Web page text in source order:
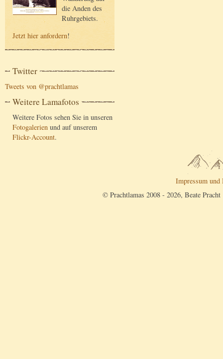
die Anden des
Ruhrgebiets.
Jetzt hier anfordern!
Twitter
Tweets von @prachtlamas
Weitere Lamafotos
Weitere Fotos sehen Sie in unseren
Fotogalerien und auf unserem
Flickr-Account.
Impressum und
© Prachtlamas 2008 - 2026, Beate Pracht